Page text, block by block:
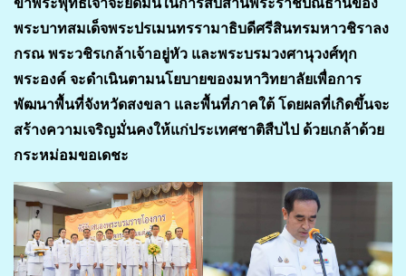
พระบาทสมเด็จพระปรเมนทรรามาธิบดีศรีสินทรมหาวชิราลง
กรณ พระวชิรเกล้าเจ้าอยู่หัว และพระบรมวงศานุวงศ์ทุก
พระองค์ จะดำเนินตามนโยบายของมหาวิทยาลัยเพื่อการ
พัฒนาพื้นที่จังหวัดสงขลา และพื้นที่ภาคใต้ โดยผลที่เกิดขึ้นจะ
สร้างความเจริญมั่นคงให้แก่ประเทศชาติสืบไป ด้วยเกล้าด้วย
กระหม่อมขอเดชะ